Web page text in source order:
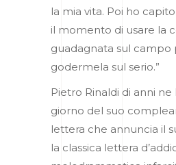
la mia vita. Poi ho
il momento di usare la
guadagnata sul campo
godermela sul serio.”
Pietro Rinaldi di anni ne
giorno del suo
lettera che annuncia il
la classica lettera